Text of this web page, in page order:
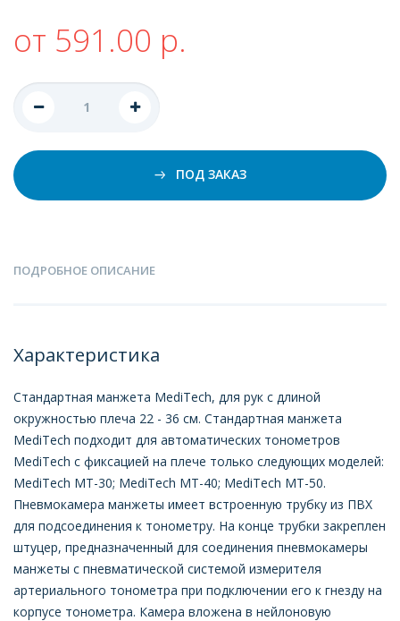
от 591.00 р.
ПОД ЗАКАЗ
ПОДРОБНОЕ ОПИСАНИЕ
Характеристика
Стандартная манжета MediTech, для рук с длиной
окружностью плеча 22 - 36 см. Стандартная манжета
MediTech подходит для автоматических тонометров
MediTech с фиксацией на плече только следующих моделей:
MediTech МТ-30; MediTech МТ-40; MediTech МТ-50.
Пневмокамера манжеты имеет встроенную трубку из ПВХ
для подсоединения к тонометру. На конце трубки закреплен
штуцер, предназначенный для соединения пневмокамеры
манжеты с пневматической системой измерителя
артериального тонометра при подключении его к гнезду на
корпусе тонометра. Камера вложена в нейлоновую